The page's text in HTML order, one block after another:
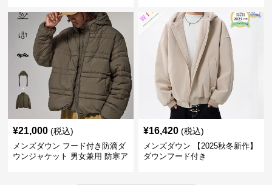
¥21,000 (税込)
メンズダウン フード付き防滴ダ
ウンジャケット 男女兼用 防寒ア
¥16,420 (税込)
メンズダウン 【2025秋冬新作】
ダウンフード付き